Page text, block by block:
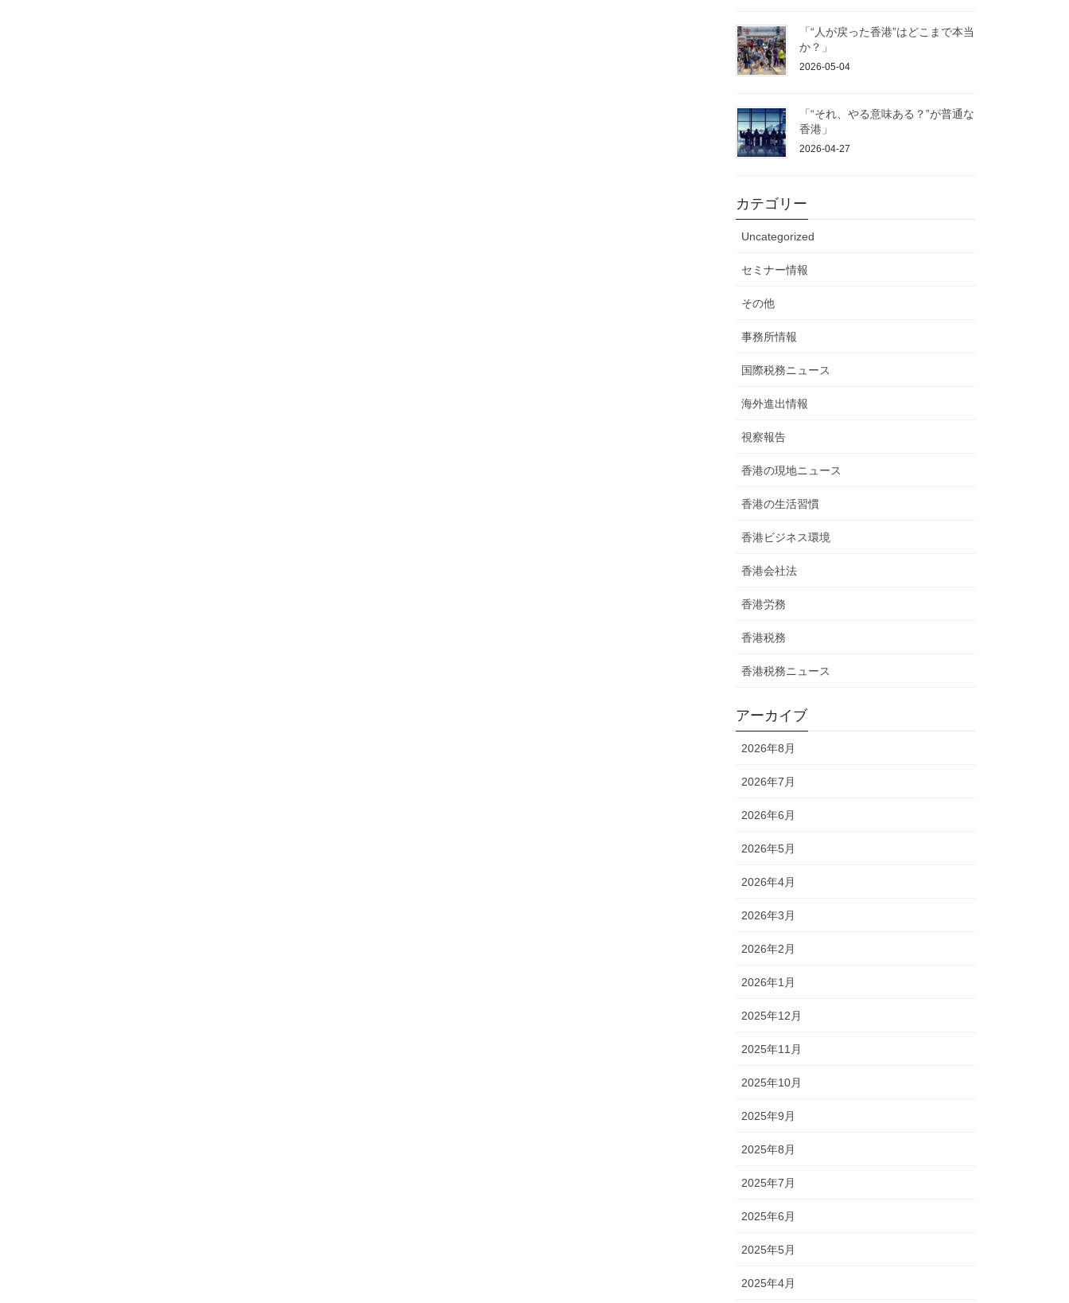
「“人が戻った香港”はどこまで本当
か？」
2026-05-04
「“それ、やる意味ある？”が普通な
香港」
2026-04-27
カテゴリー
Uncategorized
セミナー情報
その他
事務所情報
国際税務ニュース
海外進出情報
視察報告
香港の現地ニュース
香港の生活習慣
香港ビジネス環境
香港会社法
香港労務
香港税務
香港税務ニュース
アーカイブ
2026年8月
2026年7月
2026年6月
2026年5月
2026年4月
2026年3月
2026年2月
2026年1月
2025年12月
2025年11月
2025年10月
2025年9月
2025年8月
2025年7月
2025年6月
2025年5月
2025年4月